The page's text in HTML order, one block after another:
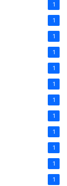
1
1
1
1
1
1
1
1
1
1
1
1